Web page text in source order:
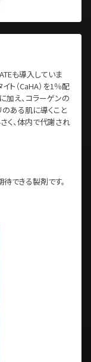
も導入していま
ト（CaHA）を1％配
加え、コラーゲンの
ある肌に導くこと
く、体内で代謝され
できる製剤です。